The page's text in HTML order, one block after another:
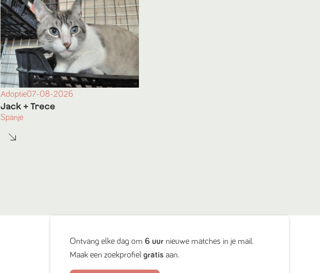
Adoptie07-08-2026
Jack + Trece
Spanje
Ontvang elke dag om6 uur nieuwe matches in je mail.
Maak een zoekprofielgratis aan.